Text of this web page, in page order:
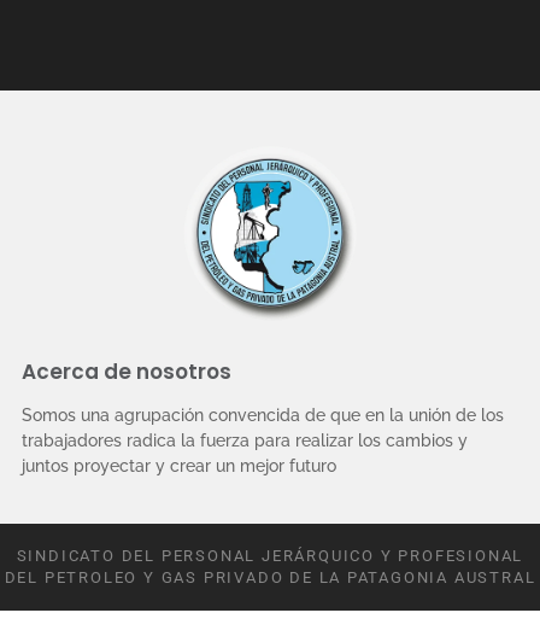
Acerca de nosotros
Somos una agrupación convencida de que en la unión de los
trabajadores radica la fuerza para realizar los cambios y
juntos proyectar y crear un mejor futuro
SINDICATO DEL PERSONAL JERÁRQUICO Y PROFESIONAL
DEL PETROLEO Y GAS PRIVADO DE LA PATAGONIA AUSTRAL